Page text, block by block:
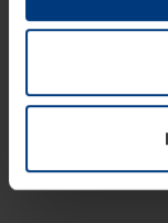
prevádzku tejto
potrebujeme
kedykoľvek
našej webovej